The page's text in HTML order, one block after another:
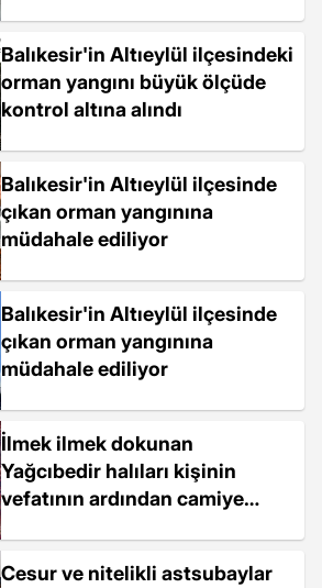
Balıkesir'in Altıeylül ilçesindeki
orman yangını büyük ölçüde
kontrol altına alındı
Balıkesir'in Altıeylül ilçesinde
çıkan orman yangınına
müdahale ediliyor
Balıkesir'in Altıeylül ilçesinde
çıkan orman yangınına
müdahale ediliyor
İlmek ilmek dokunan
Yağcıbedir halıları kişinin
vefatının ardından camiye
Cesur ve nitelikli astsubaylar